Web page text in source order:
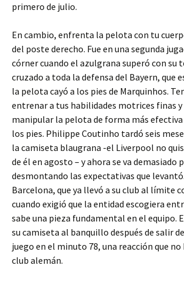
primero de julio.
En cambio, enfrenta la pelota con tu
del poste derecho. Fue en una segunda
córner cuando el azulgrana superó con su
cruzado a toda la defensa del Bayern, que
la pelota cayó a los pies de Marquinhos.
entrenar a tus habilidades motrices finas y
manipular la pelota de forma más efectiva
los pies. Philippe Coutinho tardó seis
la camiseta blaugrana -el Liverpool no
de él en agosto – y ahora se va demasiado
desmontando las expectativas que
Barcelona, que ya llevó a su club al límite
cuando exigió que la entidad escogiera
sabe una pieza fundamental en el equipo.
su camiseta al banquillo después de salir
juego en el minuto 78, una reacción que
club alemán.